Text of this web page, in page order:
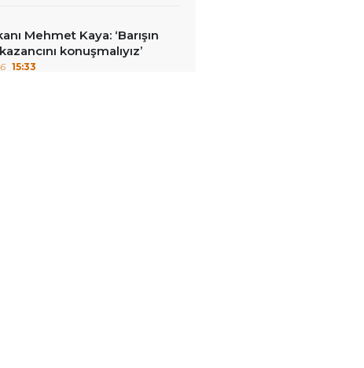
Mehmet Kaya: ‘Barışın
konuşmalıyız’
15:33